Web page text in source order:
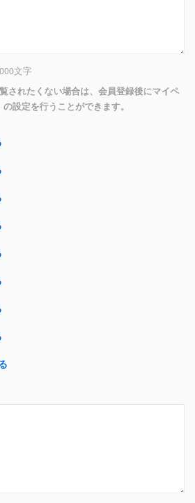
文字
されたくない場合は、会員登録後にマイペ
設定を行うことができます。